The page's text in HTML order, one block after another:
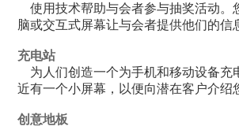
使用技术帮助与会者参与抽奖活动。
脑或交互式屏幕让与会者提供他们的信
充电站
为人们创造一个为手机和移动设备充
近有一个小屏幕，以便向潜在客户介绍
创意地板